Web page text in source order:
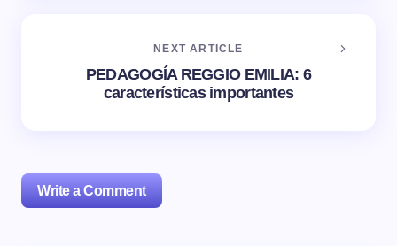
NEXT ARTICLE
PEDAGOGÍA REGGIO EMILIA: 6
características importantes
Write a Comment